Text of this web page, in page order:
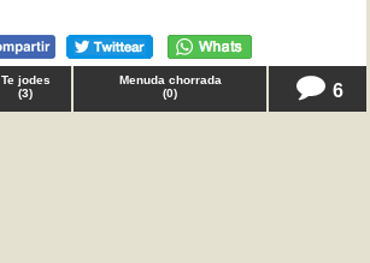
Te jodes
(3)
Menuda chorrada
(0) 6